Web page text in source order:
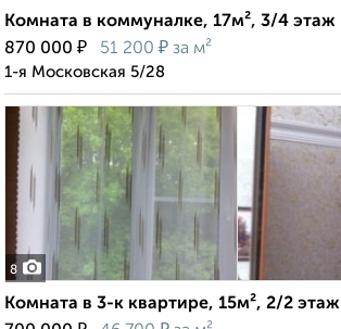
Комната в коммуналке, 17м², 3/4 этаж
870 000 ₽ 51 200 ₽ за м²
1-я Московская 5/28
8
Комната в 3-к квартире, 15м², 2/2 этаж